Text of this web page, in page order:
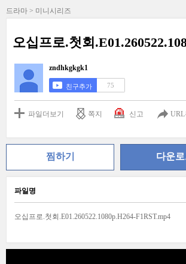
드라마 > 미니시리즈
오십프로.첫회
zndhkgkgk1
친구추가 75
파일더보기 쪽지 신고
찜하기 다운
파일명
오십프로.첫회.E01.260522.1080p.H264-F1RST.mp4